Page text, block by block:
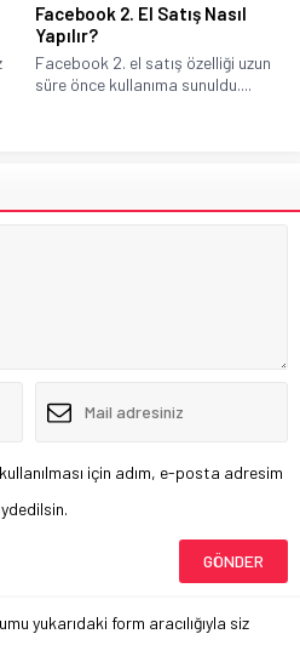
Facebook 2. El Satış Nasıl
Yapılır?
Facebook 2. el satış özelliği uzun
süre önce kullanıma sunuldu....
için adım, e-posta adresim
yukarıdaki form aracılığıyla siz